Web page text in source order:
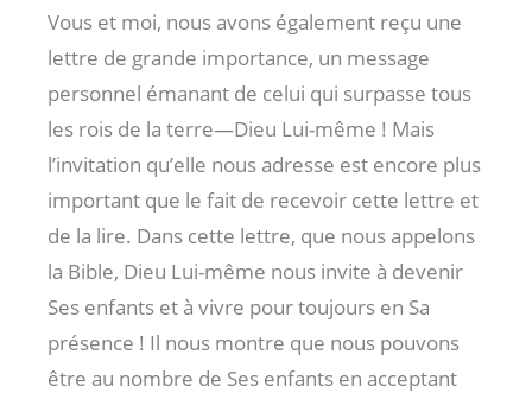
Vous et moi, nous avons également reçu une
lettre de grande importance, un message
personnel émanant de celui qui surpasse tous
les rois de la terre—Dieu Lui-même ! Mais
l’invitation qu’elle nous adresse est encore plus
important que le fait de recevoir cette lettre et
de la lire. Dans cette lettre, que nous appelons
la Bible, Dieu Lui-même nous invite à devenir
Ses enfants et à vivre pour toujours en Sa
présence ! Il nous montre que nous pouvons
être au nombre de Ses enfants en acceptant